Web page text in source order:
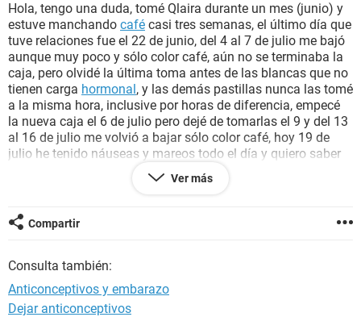
BIENESTAR
SEXUALIDAD
GLOSARIO
Hola, tengo una duda, tomé Qlaira durante un mes (junio) y
estuve manchando café casi tres semanas, el último día que
tuve relaciones fue el 22 de junio, del 4 al 7 de julio me bajó
aunque muy poco y sólo color café, aún no se terminaba la
caja, pero olvidé la última toma antes de las blancas que no
tienen carga hormonal, y las demás pastillas nunca las tomé
a la misma hora, inclusive por horas de diferencia, empecé
la nueva caja el 6 de julio pero dejé de tomarlas el 9 y del 13
al 16 de julio me volvió a bajar sólo color café, hoy 19 de
julio he tenido náuseas y mareos todo el día y quiero saber
si existe posibilidad de embarazo, ¿podrían resolver mi duda
Muchas gracias.
Ver más
Compartir
Consulta también:
Anticonceptivos y embarazo
Dejar anticonceptivos